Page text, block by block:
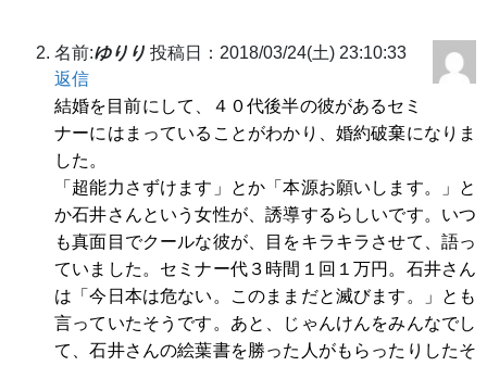
名前:ゆりり 投稿日：2018/03/24(土) 23:10:33
返信
結婚を目前にして、４０代後半の彼があるセミ
ナーにはまっていることがわかり、婚約破棄になりま
した。
「超能力さずけます」とか「本源お願いします。」と
か石井さんという女性が、誘導するらしいです。いつ
も真面目でクールな彼が、目をキラキラさせて、語っ
ていました。セミナー代３時間１回１万円。石井さん
は「今日本は危ない。このままだと滅びます。」とも
言っていたそうです。あと、じゃんけんをみんなでし
て、石井さんの絵葉書を勝った人がもらったりしたそ